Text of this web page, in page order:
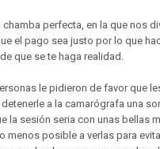
perfecta, en la que nos
el pago sea justo por lo que
que se te haga realidad.
le pidieron de favor que
a la camarógrafa una
la sesión seria con unas bellas
menos posible a verlas para